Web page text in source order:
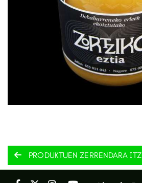
PRODUKTUEN ZERRENDARA